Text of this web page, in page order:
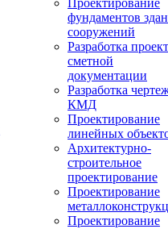
Проектирование
фундаментов
сооружений
Разработка
сметной
документации
Разработка
КМД
Проектирование
линейных
Архитектурно-
строительное
проектирование
Проектирование
Проектирование